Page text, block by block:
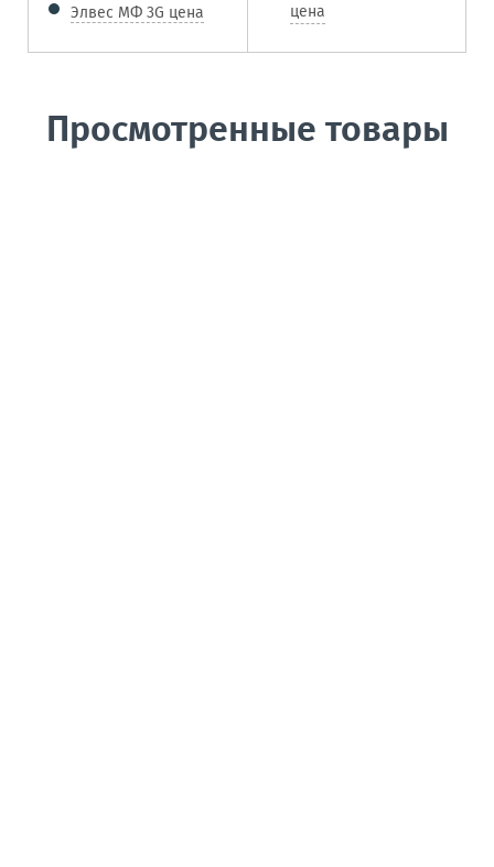
Элвес МФ 3G цена цена
Просмотренные товары